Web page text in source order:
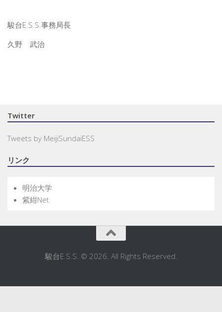
駿台E.S.S.事務局長
久野 武治
Twitter
Tweets by MeijiSundaiESS
リンク
明治大学
紫紺Net
駿台E.S.S. © 2026. All Rights Reserved.